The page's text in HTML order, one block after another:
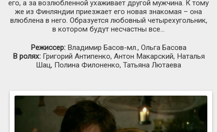
его, а за возлюбленной ухаживает другой мужчина. К тому
же из Финляндии приезжает его новая знакомая – она
влюблена в него. Образуется любовный четырехугольник,
в котором будут несчастны все…
Режиссер: Владимир Басов-мл., Ольга Басова
В ролях:Григорий Антипенко, Антон Макарский, Наталья
Шац, Полина Филоненко, Татьяна Лютаева